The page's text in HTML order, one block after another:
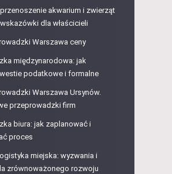
akwarium i zwierząt
dla właścicieli
Warszawa ceny
międzynarodowa: jak
podatkowe i formalne
Warszawa Ursynów.
przeprowadzki firm
biura: jak zaplanować i
proces
miejska: wyzwania i
zrównoważonego rozwoju